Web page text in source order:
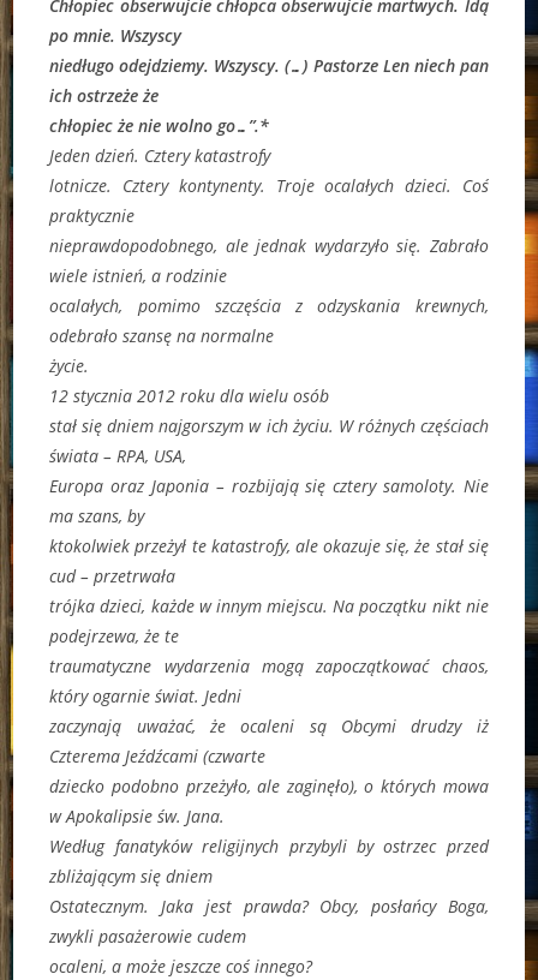
Chłopiec obserwujcie chłopca obserwujcie martwych. Idą
po mnie. Wszyscy
niedługo odejdziemy. Wszyscy. (…) Pastorze Len niech pan
ich ostrzeże że
chłopiec że nie wolno go…”.*
Jeden dzień. Cztery katastrofy
lotnicze. Cztery kontynenty. Troje ocalałych dzieci. Coś
praktycznie
nieprawdopodobnego, ale jednak wydarzyło się. Zabrało
wiele istnień, a rodzinie
ocalałych, pomimo szczęścia z odzyskania krewnych,
odebrało szansę na normalne
życie.
12 stycznia 2012 roku dla wielu osób
stał się dniem najgorszym w ich życiu. W różnych częściach
świata – RPA, USA,
Europa oraz Japonia – rozbijają się cztery samoloty. Nie
ma szans, by
ktokolwiek przeżył te katastrofy, ale okazuje się, że stał się
cud – przetrwała
trójka dzieci, każde w innym miejscu. Na początku nikt nie
podejrzewa, że te
traumatyczne wydarzenia mogą zapoczątkować chaos,
który ogarnie świat. Jedni
zaczynają uważać, że ocaleni są Obcymi drudzy iż
Czterema Jeźdźcami (czwarte
dziecko podobno przeżyło, ale zaginęło), o których mowa
w Apokalipsie św. Jana.
Według fanatyków religijnych przybyli by ostrzec przed
zbliżającym się dniem
Ostatecznym. Jaka jest prawda? Obcy, posłańcy Boga,
zwykli pasażerowie cudem
ocaleni, a może jeszcze coś innego?